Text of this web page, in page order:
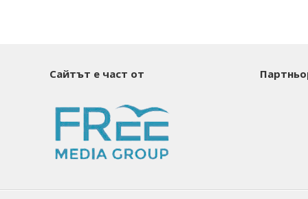
Сайтът е част от